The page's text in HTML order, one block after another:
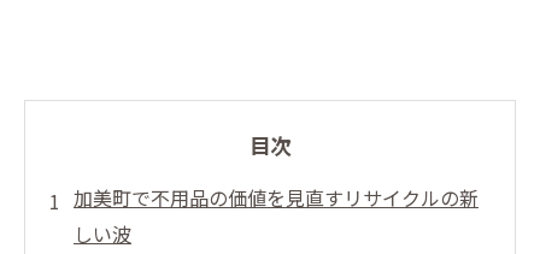
目次
加美町で不用品の価値を見直すリサイクルの新
しい波